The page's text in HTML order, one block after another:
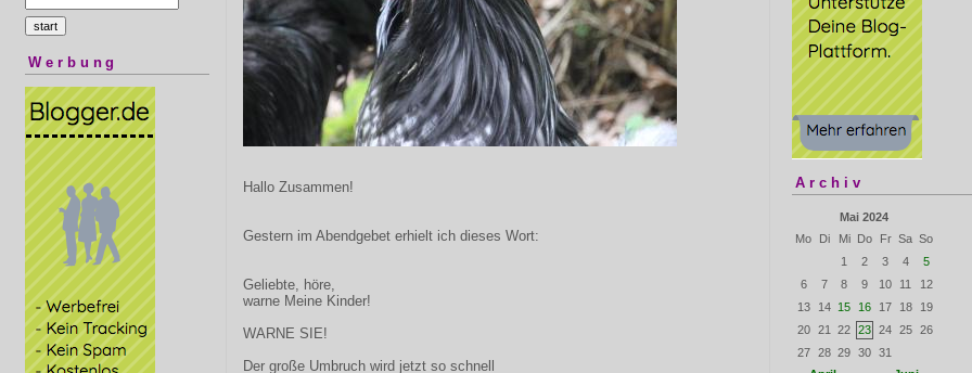
Werbung
Hallo Zusammen!
Gestern im Abendgebet erhielt ich dieses Wort:
Geliebte, höre,
warne Meine Kinder!
WARNE SIE!
Der große Umbruch wird jetzt so schnell
Archiv
Mai 2024
Mo
Di Mi Do Fr Sa So
1
2 3 4
5
6
7 8 9 10 11
12
13
14 15 16 17 18
19
20
21 22 23 24 25
26
27
28 29 30 31